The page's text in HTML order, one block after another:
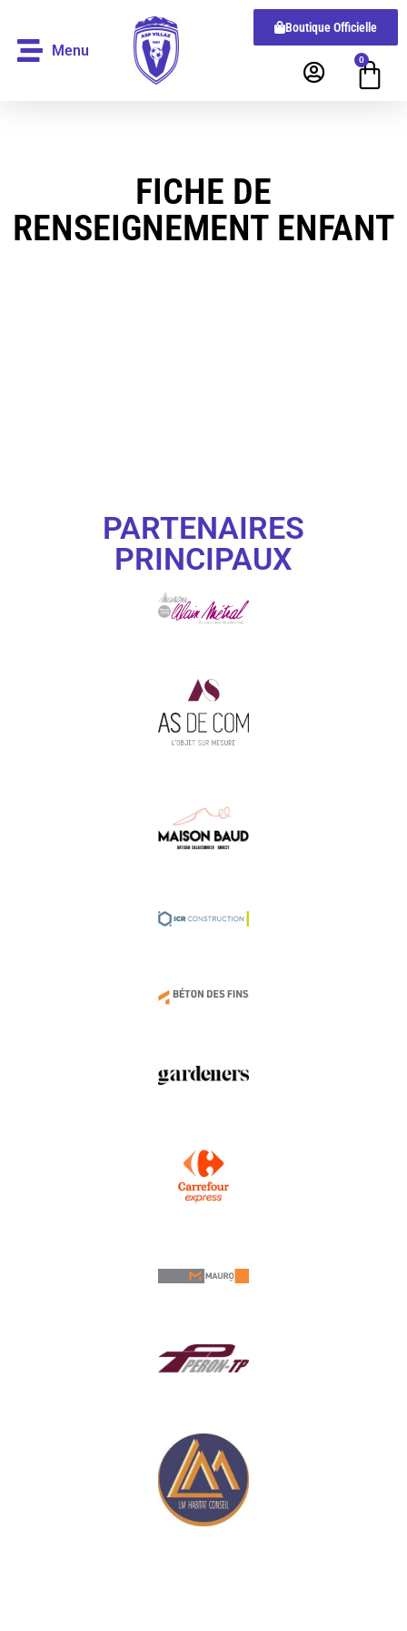
Menu
Boutique Officielle
0
FICHE DE
RENSEIGNEMENT ENFANT
PARTENAIRES
PRINCIPAUX